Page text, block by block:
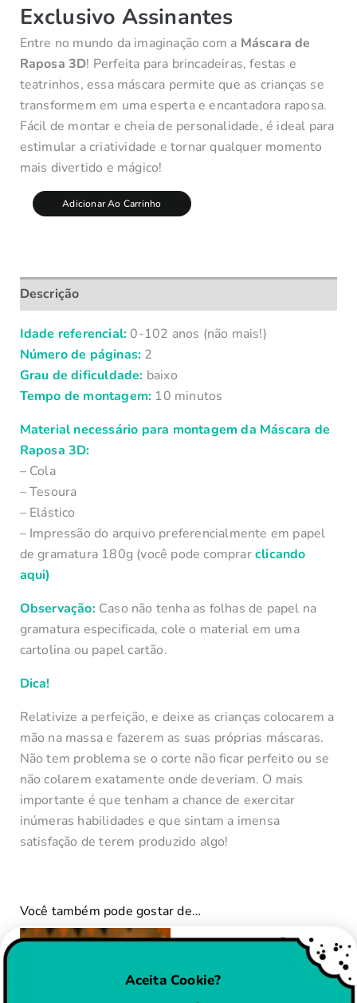
Exclusivo Assinantes
Entre no mundo da imaginação com a Máscara de
Raposa 3D! Perfeita para brincadeiras, festas e
teatrinhos, essa máscara permite que as crianças se
transformem em uma esperta e encantadora raposa.
Fácil de montar e cheia de personalidade, é ideal para
estimular a criatividade e tornar qualquer momento
mais divertido e mágico!
Adicionar Ao Carrinho
Descrição
Idade referencial: 0-102 anos (não mais!)
Número de páginas: 2
Grau de dificuldade: baixo
Tempo de montagem: 10 minutos
Material necessário para montagem da Máscara de
Raposa 3D:
– Cola
– Tesoura
– Elástico
– Impressão do arquivo preferencialmente em papel
de gramatura 180g (você pode comprarclicando
aqui)
Observação:Caso não tenha as folhas de papel na
gramatura especificada, cole o material em uma
cartolina ou papel cartão.
Dica!
Relativize a perfeição, e deixe as crianças colocarem a
mão na massa e fazerem as suas próprias máscaras.
Não tem problema se o corte não ficar perfeito ou se
não colarem exatamente onde deveriam. O mais
importante é que tenham a chance de exercitar
inúmeras habilidades e que sintam a imensa
satisfação de terem produzido algo!
Você também pode gostar de…
Aceita Cookie?